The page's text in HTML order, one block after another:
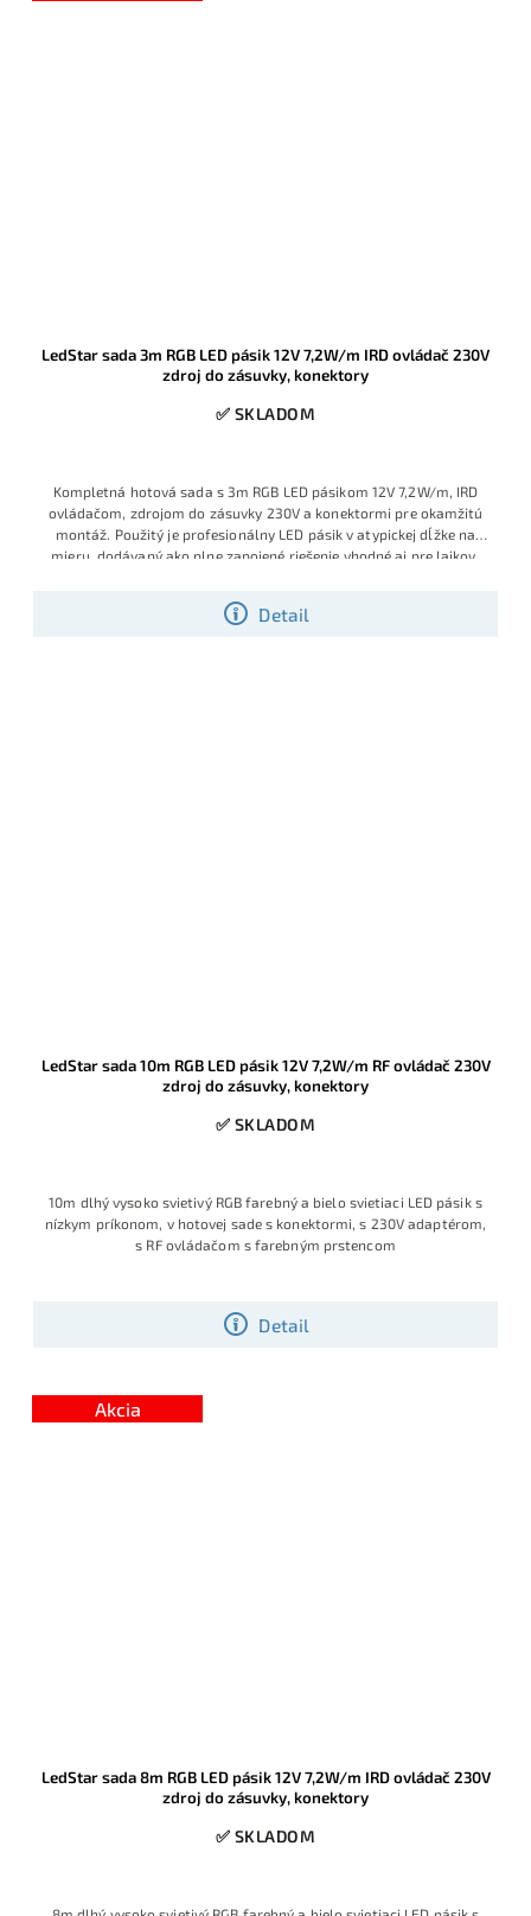
LedStar sada 3m RGB LED pásik 12V 7,2W/m IRD ovládač 230V
zdroj do zásuvky, konektory
✅ SKLADOM
Detail
Kompletná hotová sada s 3m RGB LED pásikom 12V 7,2W/m, IRD
ovládačom, zdrojom do zásuvky 230V a konektormi pre okamžitú
montáž. Použitý je profesionálny LED pásik v atypickej dĺžke na
mieru, dodávaný ako plne zapojené riešenie vhodné aj pre laikov,
príslušenstva. Ide o obľúbený model s veľmi dobrým pomerom
ceny, výkonu a praktickosti, ktorý je v ponuke v obmedzenom
LedStar sada 10m RGB LED pásik 12V 7,2W/m RF ovládač 230V
zdroj do zásuvky, konektory
✅ SKLADOM
Detail
10m dlhý vysoko svietivý RGB farebný a bielo svietiaci LED pásik s
nízkym príkonom, v hotovej sade s konektormi, s 230V adaptérom,
s RF ovládačom s farebným prstencom
Akcia
LedStar sada 8m RGB LED pásik 12V 7,2W/m IRD ovládač 230V
zdroj do zásuvky, konektory
✅ SKLADOM